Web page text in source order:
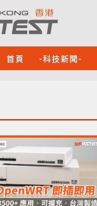
首頁 -科技新聞-